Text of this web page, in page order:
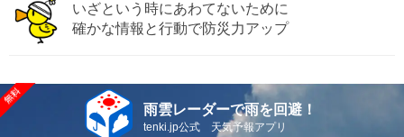
いざという時にあわてないために
確かな情報と行動で防災力アップ
雨雲レーダーで雨を回避！
tenki.jp公式 天気予報アプリ